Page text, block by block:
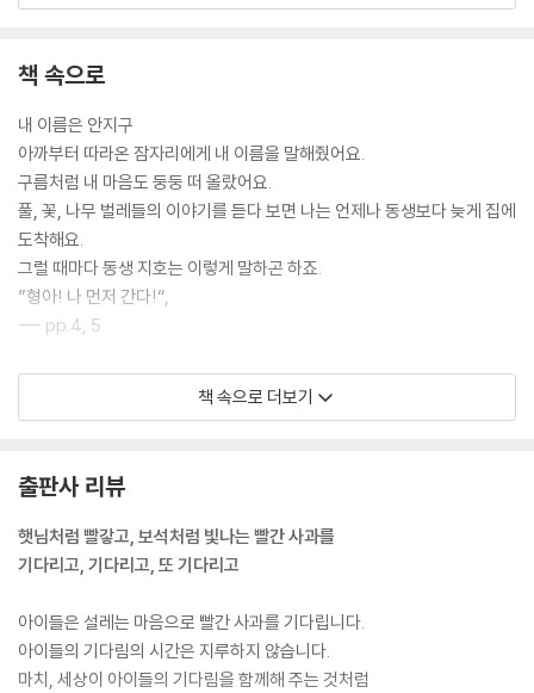
억하고 책을 본다면 분명 더 재밌게 볼 수 있습니다. 특히 필름 카메라로 시
시에 느끼게 하며 아이들에게 기다림의 아름다움과 느림의 가치를 가르쳐
주어 자연과 함께 성장하는 모습으로 잔잔한 감동을 선사합니다. 가을이
시작하는 지금, 모든 세대가 함께 읽어보길 권합니다.
책 속으로
내 이름은 안지구
아까부터 따라온 잠자리에게 내 이름을 말해줬어요.
구름처럼 내 마음도 둥둥 떠 올랐어요.
풀, 꽃, 나무 벌레들의 이야기를 듣다 보면 나는 언제나 동생보다 늦게 집에
도착해요.
그럴 때마다 동생 지호는 이렇게 말하곤 하죠.
”형아! 나 먼저 간다!“,
--- pp.4, 5
나는 우리 집이 참 좋아요.
우리 집에는 사과나무도 있어요.
--- pp.6, 7
나처럼 사과나무도 무럭무럭 자랐어요.
--- pp.8, 9
나는
책 속으로 더보기
출판사 리뷰
햇님처럼 빨갛고, 보석처럼 빛나는 빨간 사과를
기다리고, 기다리고, 또 기다리고
아이들은 설레는 마음으로 빨간 사과를 기다립니다.
아이들의 기다림의 시간은 지루하지 않습니다.
마치, 세상이 아이들의 기다림을 함께해 주는 것처럼